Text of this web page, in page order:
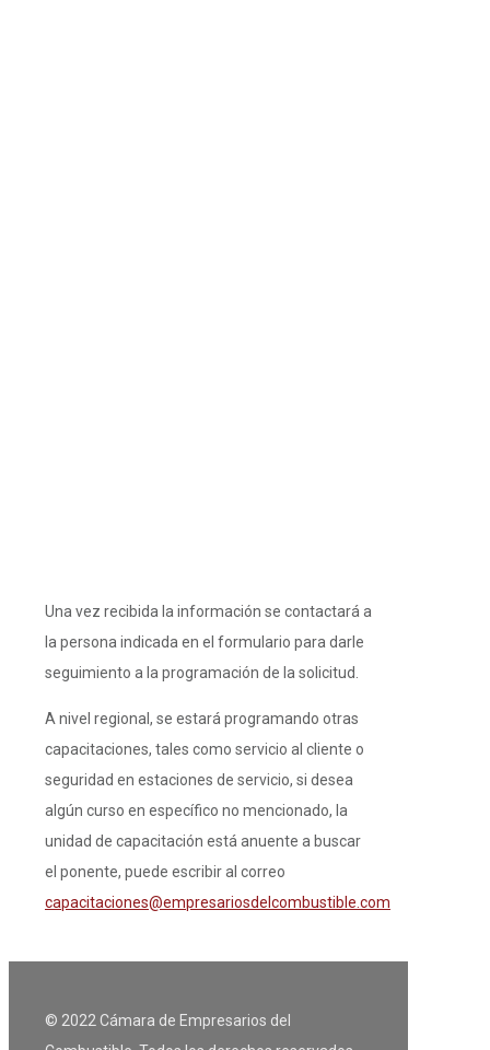
Una vez recibida la información se contactará a
la persona indicada en el formulario para darle
seguimiento a la programación de la solicitud.
A nivel regional, se estará programando otras
capacitaciones, tales como servicio al cliente o
seguridad en estaciones de servicio, si desea
algún curso en específico no mencionado, la
unidad de capacitación está anuente a buscar
el ponente, puede escribir al correo
capacitaciones@empresariosdelcombustible.com
© 2022 Cámara de Empresarios del